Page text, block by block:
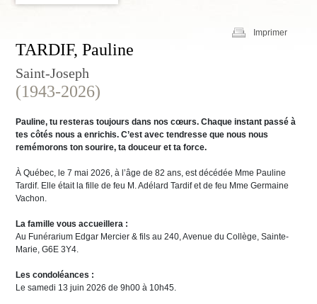
Imprimer
TARDIF, Pauline
Saint-Joseph
(1943-2026)
Pauline, tu resteras toujours dans nos cœurs. Chaque instant passé à
tes côtés nous a enrichis. C’est avec tendresse que nous nous
remémorons ton sourire, ta douceur et ta force.
À Québec, le 7 mai 2026, à l’âge de 82 ans, est décédée Mme Pauline
Tardif. Elle était la fille de feu M. Adélard Tardif et de feu Mme Germaine
Vachon.
La famille vous accueillera :
Au Funérarium Edgar Mercier & fils au 240, Avenue du Collège, Sainte-
Marie, G6E 3Y4.
Les condoléances :
Le samedi 13 juin 2026 de 9h00 à 10h45.